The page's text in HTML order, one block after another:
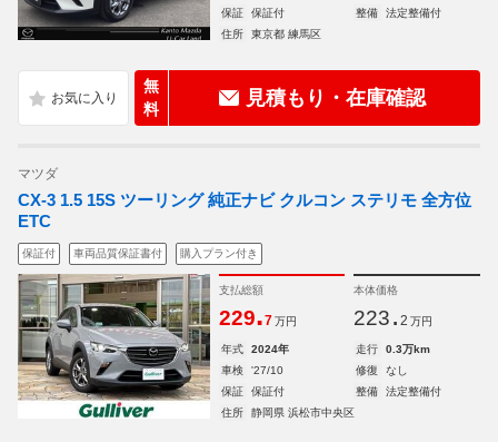
保証
保証付 整備
法定整備付
住所
東京都 練馬区
無
料
見積もり・在庫確認
マツダ
CX-3 1.5 15S ツーリング 純正ナビ クルコン ステリモ 全方位
ETC
保証付 車両品質保証書付 購入プラン付き
支払総額
229.7 万円
本体価格
223. 2 万円
年式 2024年 走行
0.3万km
車検
'27/10 修復
なし
保証
保証付 整備
法定整備付
住所
静岡県 浜松市中央区